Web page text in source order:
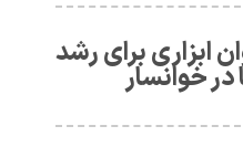
ابزاری برای رشد
خوانسار